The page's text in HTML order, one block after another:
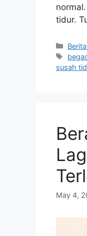
tidur.
Tags
susah
May 4,